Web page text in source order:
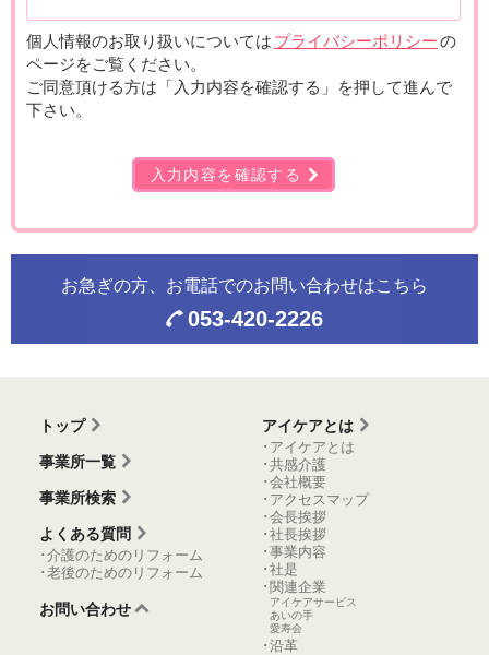
個人情報のお取り扱いについては プライバシーポリシーの
ページをご覧ください。
ご同意頂ける方は「入力内容を確認する」を押して進んで
下さい。
入力内容を確認する
お急ぎの方、お電話でのお問い合わせはこちら
053-420-2226
トップ
事業所一覧
事業所検索
よくある質問
･介護のためのリフォーム
･老後のためのリフォーム
お問い合わせ
アイケアとは
･アイケアとは
･共感介護
･会社概要
･アクセスマップ
･会長挨拶
･社長挨拶
･事業内容
･社是
･関連企業
アイケアサービス
あいの手
愛寿会
･沿革